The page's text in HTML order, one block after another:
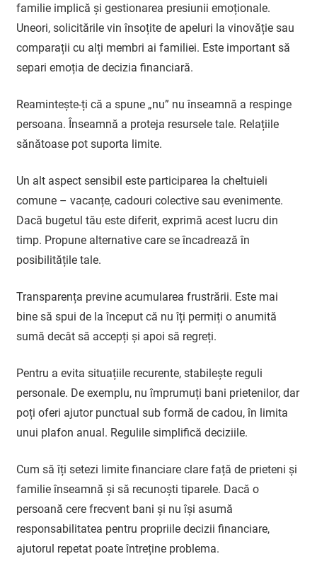
familie implică și gestionarea presiunii emoționale.
Uneori, solicitările vin însoțite de apeluri la vinovăție sau
comparații cu alți membri ai familiei. Este important să
separi emoția de decizia financiară.
Reamintește-ți că a spune „nu” nu înseamnă a respinge
persoana. Înseamnă a proteja resursele tale. Relațiile
sănătoase pot suporta limite.
Un alt aspect sensibil este participarea la cheltuieli
comune – vacanțe, cadouri colective sau evenimente.
Dacă bugetul tău este diferit, exprimă acest lucru din
timp. Propune alternative care se încadrează în
posibilitățile tale.
Transparența previne acumularea frustrării. Este mai
bine să spui de la început că nu îți permiți o anumită
sumă decât să accepți și apoi să regreți.
Pentru a evita situațiile recurente, stabilește reguli
personale. De exemplu, nu împrumuți bani prietenilor, dar
poți oferi ajutor punctual sub formă de cadou, în limita
unui plafon anual. Regulile simplifică deciziile.
Cum să îți setezi limite financiare clare față de prieteni și
familie înseamnă și să recunoști tiparele. Dacă o
persoană cere frecvent bani și nu își asumă
responsabilitatea pentru propriile decizii financiare,
ajutorul repetat poate întreține problema.